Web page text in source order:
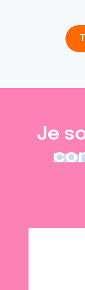
Je